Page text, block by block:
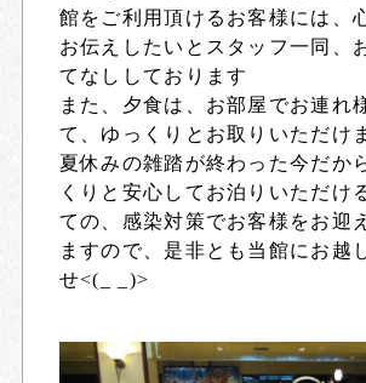
館をご利用頂けるお客様には、
お伝えしたいとスタッフ一同、
てなししております
また、夕食は、お部屋でお連れ
て、ゆっくりとお取りいただけ
夏休みの雑踏が終わった今だか
くりと安心してお泊りいただけ
ての、感染対策でお客様をお迎
ますので、是非とも当館にお越
せ<(_ _)>